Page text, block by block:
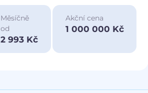
Měsíčně
od
2 993 Kč
Akční cena
1 000 000 Kč